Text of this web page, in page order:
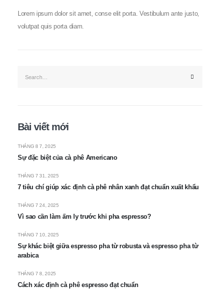
Lorem ipsum dolor sit amet, conse elit porta. Vestibulum ante justo,
volutpat quis porta diam.
Bài viết mới
Sự đặc biệt của cà phê Americano
THÁNG 8 7, 2025
7 tiêu chí giúp xác định cà phê nhân xanh đạt chuẩn xuất khẩu
THÁNG 7 31, 2025
Vì sao cần làm ấm ly trước khi pha espresso?
THÁNG 7 24, 2025
Sự khác biệt giữa espresso pha từ robusta và espresso pha từ
arabica
THÁNG 7 10, 2025
Cách xác định cà phê espresso đạt chuẩn
THÁNG 7 8, 2025